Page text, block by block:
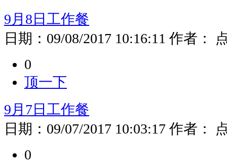
9月8日工作餐
日期： 09/08/2017 10:16:11 作者：
0
顶一下
9月7日工作餐
日期： 09/07/2017 10:03:17 作者：
0